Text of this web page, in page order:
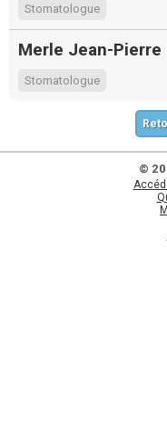
Stomatologue
Merle Jean-Pierre
Stomatologue
©